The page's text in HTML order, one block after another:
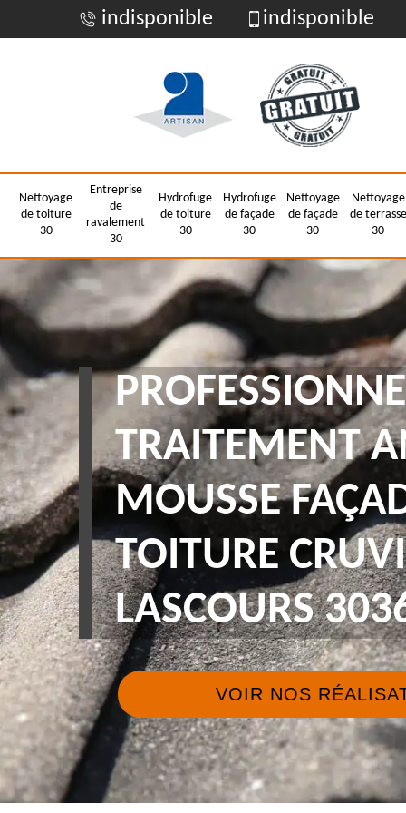
indisponible indisponible
Nettoyage
de toiture
30
Entreprise
de
ravalement
30
Hydrofuge
de toiture
30
Hydrofuge
de façade
30
Nettoyage
de façade
30
Nettoyage
de terrasse
30
TRAITEMENT
MOUSSE
TOITURE
LASCOURS
VOIR NOS